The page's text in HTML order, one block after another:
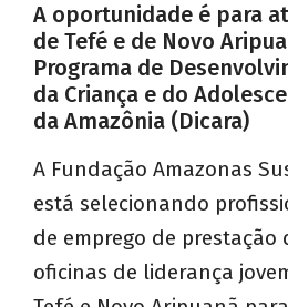
A oportunidade é para
de Tefé e de Novo
Programa de
da Criança e do
da Amazônia (Dicara)
A Fundação Amazonas
está selecionando
de emprego de prestação
oficinas de liderança